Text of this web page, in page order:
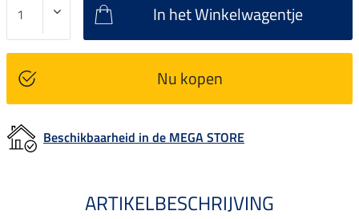
In het Winkelwagentje
Nu kopen
Beschikbaarheid in de MEGA STORE
ARTIKELBESCHRIJVING